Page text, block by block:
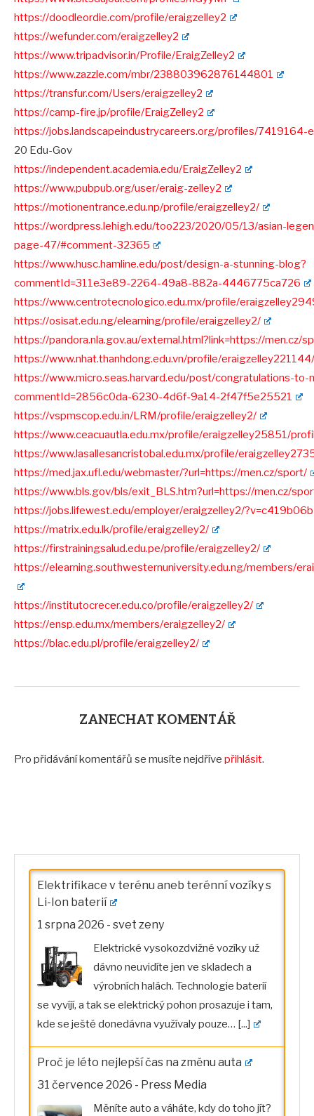
https://doodleordie.com/profile/eraigzelley2
https://wefunder.com/eraigzelley2
https://www.tripadvisor.in/Profile/EraigZelley2
https://www.zazzle.com/mbr/238803962876144801
https://transfur.com/Users/eraigzelley2
https://camp-fire.jp/profile/EraigZelley2
https://jobs.landscapeindustrycareers.org/profiles/7419164-
20 Edu-Gov
https://independent.academia.edu/EraigZelley2
https://www.pubpub.org/user/eraig-zelley2
https://motionentrance.edu.np/profile/eraigzelley2/
https://wordpress.lehigh.edu/too223/2020/05/13/asian-
page-47/#comment-32365
https://www.husc.hamline.edu/post/design-a-stunning-blog?
commentId=311e3e89-2264-49a8-882a-4446775ca726
https://www.centrotecnologico.edu.mx/profile/
https://osisat.edu.ng/elearning/profile/eraigzelley2/
https://pandora.nla.gov.au/external.html?link=https://men.cz/
https://www.nhat.thanhdong.edu.vn/profile/
https://www.micro.seas.harvard.edu/post/congratulations-to-
commentId=2856c0da-6230-4d6f-9a14-2f47f5e25521
https://vspmscop.edu.in/LRM/profile/eraigzelley2/
https://www.ceacuautla.edu.mx/profile/eraigzelley25851/
https://www.lasallesancristobal.edu.mx/profile/
https://med.jax.ufl.edu/webmaster/?url=https://men.cz/sport/
https://www.bls.gov/bls/exit_BLS.htm?url=https://men.cz/
https://jobs.lifewest.edu/employer/eraigzelley2/
https://matrix.edu.lk/profile/eraigzelley2/
https://firstrainingsalud.edu.pe/profile/eraigzelley2/
https://elearning.southwesternuniversity.edu.ng/members/
https://institutocrecer.edu.co/profile/eraigzelley2/
https://ensp.edu.mx/members/eraigzelley2/
https://blac.edu.pl/profile/eraigzelley2/
ZANECHAT KOMENTÁŘ
Pro přidávání komentářů se musíte nejdříve přihlásit.
Elektrifikace v terénu aneb terénní vozíky s
Li-Ion baterií
1 srpna 2026 - svet zeny
Elektrické vysokozdvižné vozíky už
dávno neuvidíte jen ve skladech a
výrobních halách. Technologie baterií
se vyvíjí, a tak se elektrický pohon prosazuje i tam,
kde se ještě donedávna využívaly pouze… [...]
Proč je léto nejlepší čas na změnu auta
31 července 2026 - Press Media
Měníte auto a váháte, kdy do toho jít?